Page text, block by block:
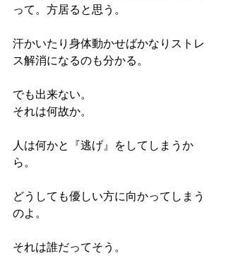
って。方居ると思う。
汗かいたり身体動かせばかなりストレ
ス解消になるのも分かる。
でも出来ない。
それは何故か。
人は何かと『逃げ』をしてしまうか
ら。
どうしても優しい方に向かってしまう
のよ。
それは誰だってそう。